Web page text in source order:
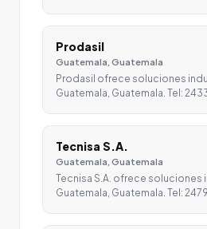
Prodasil
Guatemala, Guatemala
Prodasil ofrece soluciones
Guatemala, Guatemala. Tel:
Tecnisa S.A.
Guatemala, Guatemala
Tecnisa S.A. ofrece soluciones
Guatemala, Guatemala. Tel: